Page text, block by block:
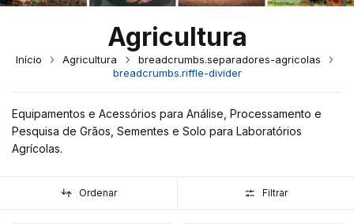
Agricultura
Início Agricultura
breadcrumbs.separadores-agricolas
breadcrumbs.riffle-divider
Equipamentos e Acessórios para Análise, Processamento e
Pesquisa de Grãos, Sementes e Solo para Laboratórios
Agrícolas.
Ordenar Filtrar